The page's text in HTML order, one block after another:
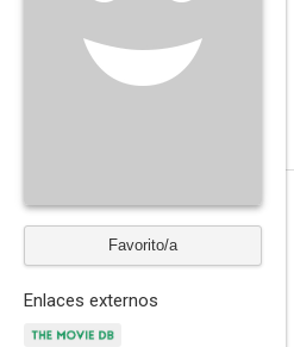
Favorito/a
Enlaces externos